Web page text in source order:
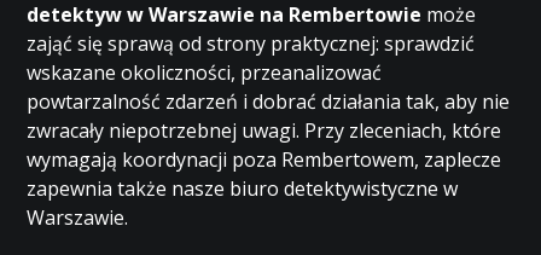
detektyw w Warszawie na Rembertowie może
zająć się sprawą od strony praktycznej: sprawdzić
wskazane okoliczności, przeanalizować
powtarzalność zdarzeń i dobrać działania tak, aby nie
zwracały niepotrzebnej uwagi. Przy zleceniach, które
wymagają koordynacji poza Rembertowem, zaplecze
zapewnia także nasze biuro detektywistyczne w
Warszawie.